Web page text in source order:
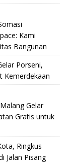
Kami
Bangunan
Porseni,
Kemerdekaan
Gelar
Gratis untuk
Ringkus
Jalan Pisang